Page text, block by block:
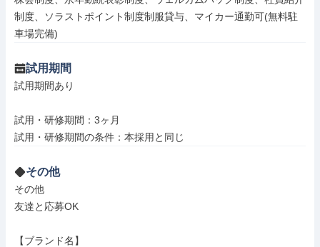
制度、ソラストポイント制度制服貸与、マイカー通勤可(無料駐
車場完備)
試用期間
試用期間あり
試用・研修期間：3ヶ月
その他
その他
友達と応募OK
【ブランド名】